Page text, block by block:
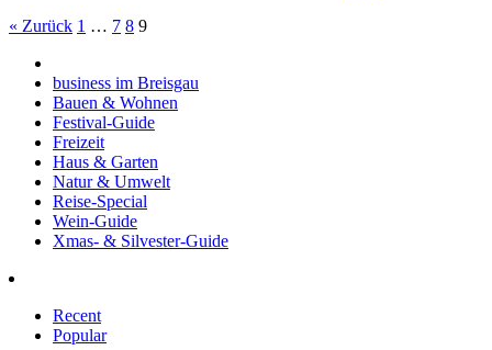
« Zurück 1 … 7 8 9
business im Breisgau
Bauen & Wohnen
Festival-Guide
Freizeit
Haus & Garten
Natur & Umwelt
Reise-Special
Wein-Guide
Xmas- & Silvester-Guide
Recent
Popular